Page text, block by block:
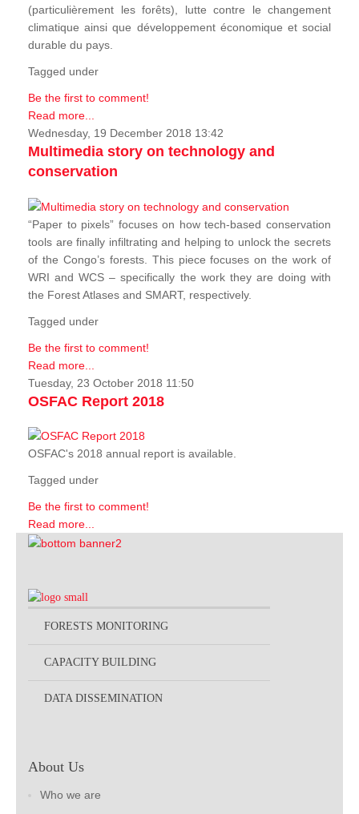
(particulièrement les forêts), lutte contre le changement
climatique ainsi que développement économique et social
durable du pays.
Tagged under
Be the first to comment!
Read more...
Wednesday, 19 December 2018 13:42
Multimedia story on technology and
conservation
“Paper to pixels” focuses on how tech-based conservation
tools are finally infiltrating and helping to unlock the secrets
of the Congo’s forests. This piece focuses on the work of
WRI and WCS – specifically the work they are doing with
the Forest Atlases and SMART, respectively.
Tagged under
Be the first to comment!
Read more...
Tuesday, 23 October 2018 11:50
OSFAC Report 2018
OSFAC's 2018 annual report is available.
Tagged under
Be the first to comment!
Read more...
FORESTS MONITORING
CAPACITY BUILDING
DATA DISSEMINATION
About Us
Who we are